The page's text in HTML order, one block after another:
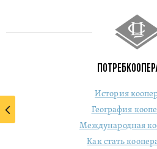
История
География
Международная
Как стать